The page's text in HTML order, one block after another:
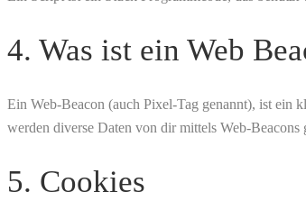
4. Was ist ein Web
Ein Web-Beacon (auch Pixel-Tag genannt), ist ein
werden diverse Daten von dir mittels Web-Beacons
5. Cookies